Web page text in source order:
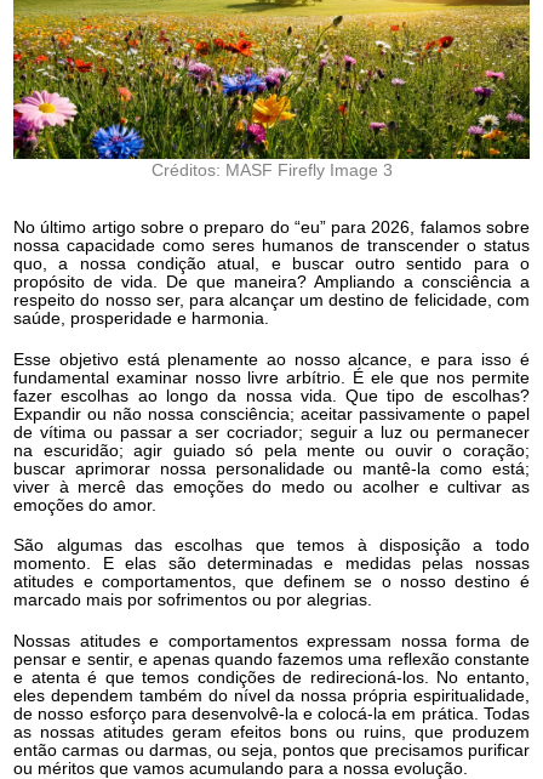
Créditos: MASF Firefly Image 3
No último artigo sobre o preparo do “eu” para 2026, falamos sobre
nossa capacidade como seres humanos de transcender o status
quo, a nossa condição atual, e buscar outro sentido para o
propósito de vida. De que maneira? Ampliando a consciência a
respeito do nosso ser, para alcançar um destino de felicidade, com
saúde, prosperidade e harmonia.
Esse objetivo está plenamente ao nosso alcance, e para isso é
fundamental examinar nosso livre arbítrio. É ele que nos permite
fazer escolhas ao longo da nossa vida. Que tipo de escolhas?
Expandir ou não nossa consciência; aceitar passivamente o papel
de vítima ou passar a ser cocriador; seguir a luz ou permanecer
na escuridão; agir guiado só pela mente ou ouvir o coração;
buscar aprimorar nossa personalidade ou mantê-la como está;
viver à mercê das emoções do medo ou acolher e cultivar as
emoções do amor.
São algumas das escolhas que temos à disposição a todo
momento. E elas são determinadas e medidas pelas nossas
atitudes e comportamentos, que definem se o nosso destino é
marcado mais por sofrimentos ou por alegrias.
Nossas atitudes e comportamentos expressam nossa forma de
pensar e sentir, e apenas quando fazemos uma reflexão constante
e atenta é que temos condições de redirecioná-los. No entanto,
eles dependem também do nível da nossa própria espiritualidade,
de nosso esforço para desenvolvê-la e colocá-la em prática. Todas
as nossas atitudes geram efeitos bons ou ruins, que produzem
então carmas ou darmas, ou seja, pontos que precisamos purificar
ou méritos que vamos acumulando para a nossa evolução.